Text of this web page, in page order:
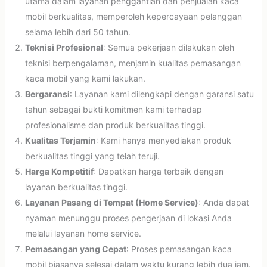
mobil berkualitas, memperoleh kepercayaan pelanggan
selama lebih dari 50 tahun.
Teknisi Profesional: Semua pekerjaan dilakukan oleh
teknisi berpengalaman, menjamin kualitas pemasangan
kaca mobil yang kami lakukan.
Bergaransi: Layanan kami dilengkapi dengan garansi satu
tahun sebagai bukti komitmen kami terhadap
profesionalisme dan produk berkualitas tinggi.
Kualitas Terjamin: Kami hanya menyediakan produk
berkualitas tinggi yang telah teruji.
Harga Kompetitif: Dapatkan harga terbaik dengan
layanan berkualitas tinggi.
Layanan Pasang di Tempat (Home Service): Anda dapat
nyaman menunggu proses pengerjaan di lokasi Anda
melalui layanan home service.
Pemasangan yang Cepat: Proses pemasangan kaca
mobil biasanya selesai dalam waktu kurang lebih dua jam.